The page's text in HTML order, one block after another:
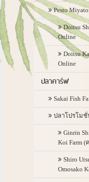
Pesto
Doitsu
Online
Doitsu
Online
ปลาคาร์ฟ
Sakai Fish
ปลาโปรโม
Ginrin
Koi Farm
Shiro
Omosako